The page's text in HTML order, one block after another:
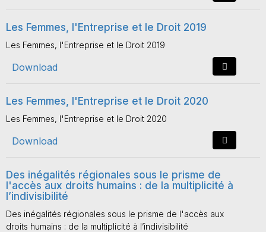
Les Femmes, l'Entreprise et le Droit 2019
Les Femmes, l'Entreprise et le Droit 2019
Download
Les Femmes, l'Entreprise et le Droit 2020
Les Femmes, l'Entreprise et le Droit 2020
Download
Des inégalités régionales sous le prisme de
l'accès aux droits humains : de la multiplicité à
l’indivisibilité
Des inégalités régionales sous le prisme de l'accès aux
droits humains : de la multiplicité à l’indivisibilité